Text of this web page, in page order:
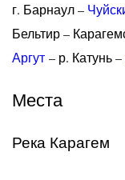
г. Барнаул –
Бельтир –
Аргут – р. Катунь –
Места
Река Карагем